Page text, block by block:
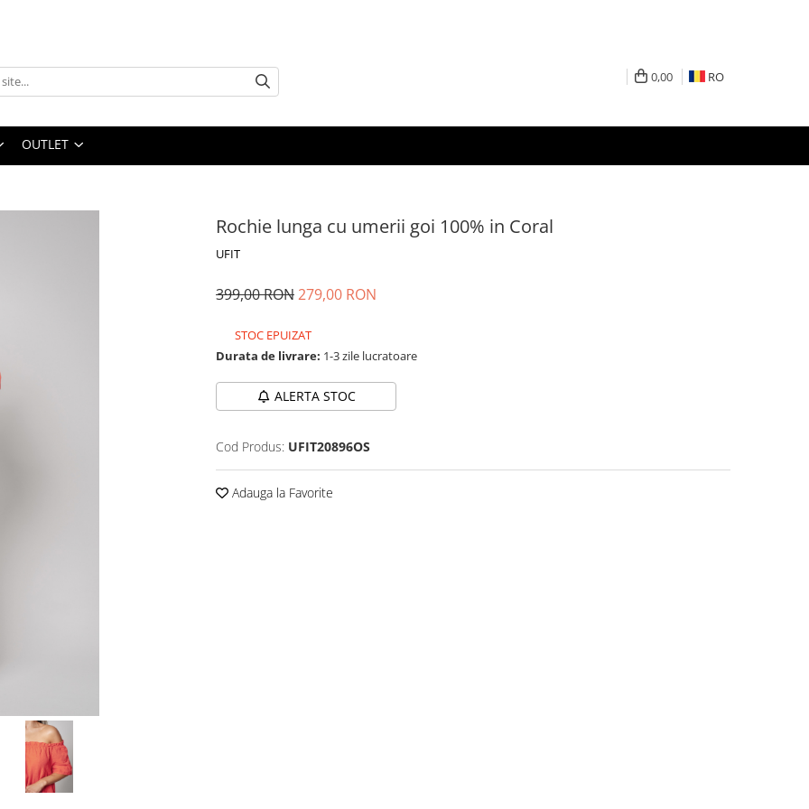
0,00 RO
OUTLET
Rochie lunga cu umerii goi 100% in Coral
UFIT
399,00 RON279,00 RON
STOC EPUIZAT
Durata de livrare: 1-3 zile lucratoare
ALERTA STOC
Cod Produs: UFIT20896OS
Adauga la Favorite